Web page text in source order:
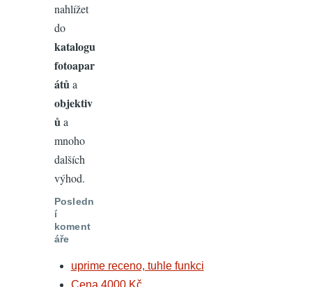
nahlížet
do
katalogu
fotoapar
átů a
objektiv
ů a
mnoho
dalších
výhod.
Posledn
í
koment
áře
uprime receno, tuhle funkci
Cena 4000 Kč